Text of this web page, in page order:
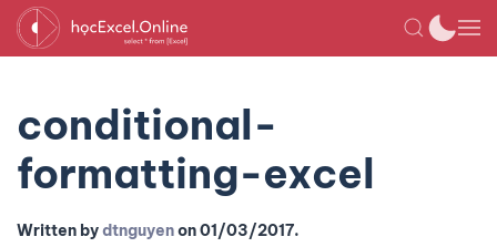
conditional-
formatting-excel
Written bydtnguyenon01/03/2017.